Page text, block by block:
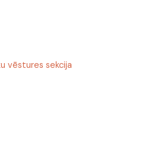
vēstures sekcija